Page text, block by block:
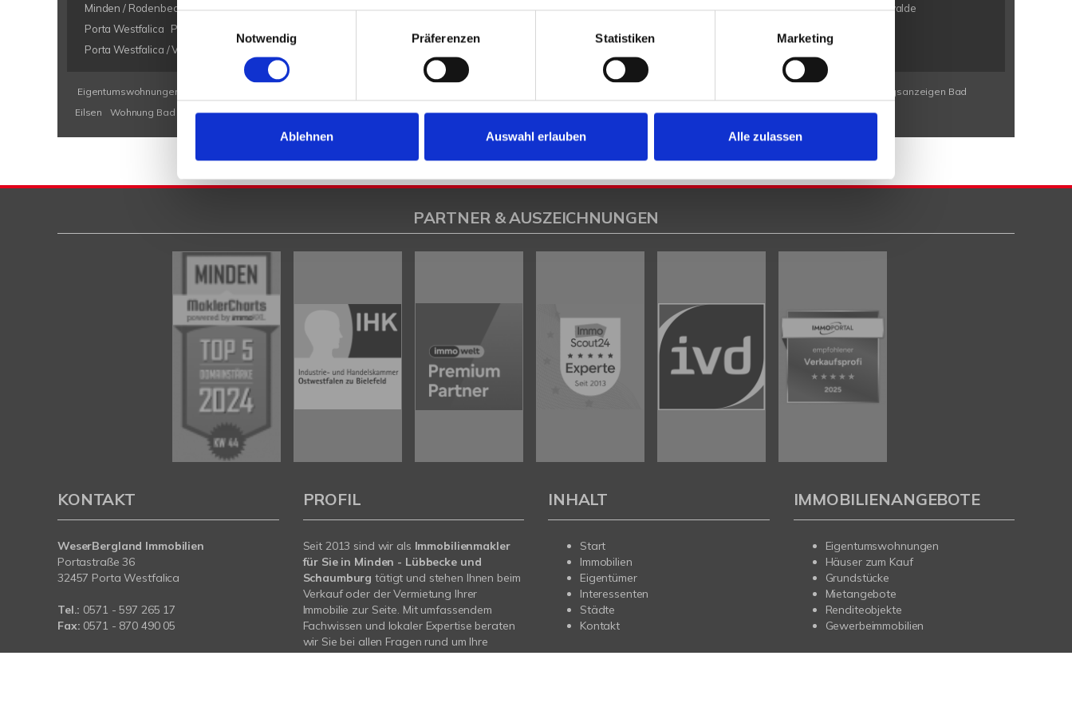
Notwendig
Präferenzen Statistiken Marketing
Ablehnen Auswahl erlauben Alle zulassen
Minden / Rodenbeck Minden Kutenhausen Obernkirchen Petershagen Petershagen / Bierde Petershagen / Döhren Petershagen / Eldagsen Petershagen / Friedewalde
Porta Westfalica
Porta Westfalica / Barkhausen
Porta Westfalica / Veltheim
Porta Westfalica / Vennebeck
Eigentumswohnungen Bad Eilsen
Wohnungsanzeigen Bad
Eilsen
Wohnung Bad Eilsen kaufen Bad Eilsen Immobilie Bad Eilsen Immobilien Bad Eilsen Immobilienkauf Bad Eilsen
PARTNER & AUSZEICHNUNGEN
KONTAKT
WeserBergland Immobilien
Portastraße 36
32457 Porta Westfalica
Tel.: 0571 - 597 265 17
Fax: 0571 - 870 490 05
E-Mail: info@wb-immobilien.de
PROFIL
Seit 2013 sind wir als Immobilienmakler
für Sie in Minden - Lübbecke und
Schaumburgtätigt und stehen Ihnen beim
Verkauf oder der Vermietung Ihrer
Immobilie zur Seite. Mit umfassendem
Fachwissen und lokaler Expertise beraten
wir Sie bei allen Fragen rund um Ihre
Immobilie.Sprechen Sie uns an - wir sind
INHALT
Start
Immobilien
Eigentümer
Interessenten
Städte
Kontakt
IMMOBILIENANGEBOTE
Eigentumswohnungen
Häuser zum Kauf
Grundstücke
Mietangebote
Renditeobjekte
Gewerbeimmobilien